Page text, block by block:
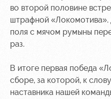
во второй половине
штрафной «Локомотива».
поля с мячом румыны
раз.
В итоге первая победа
сборе, за которой, к
наставника нашей